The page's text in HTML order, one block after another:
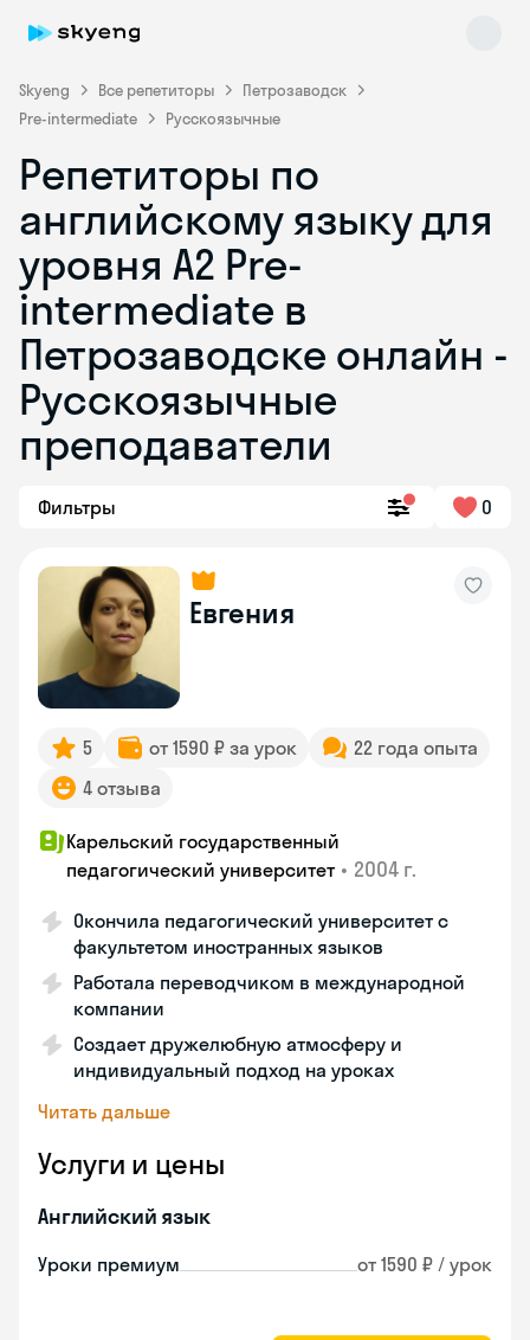
Skyeng Все репетиторы
Петрозаводск
Pre-intermediate
Русскоязычные
Репетиторы по
английскому языку для
уровня A2 Pre-
intermediate в
Петрозаводске онлайн -
Русскоязычные
преподаватели
Фильтры 0
Евгения
5 от 1590 ₽ за урок
22 года опыта
4 отзыва
Карельский государственный
педагогический университет • 2004 г.
Окончила педагогический университет с
факультетом иностранных языков
Работала переводчиком в международной
компании
Создает дружелюбную атмосферу и
индивидуальный подход на уроках
Читать дальше
Услуги и цены
Английский язык
Уроки премиум от 1590 ₽ / урок
Skyeng Chat